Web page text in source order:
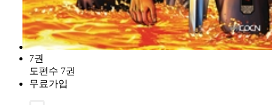
7권
도편수 7권
무료가입